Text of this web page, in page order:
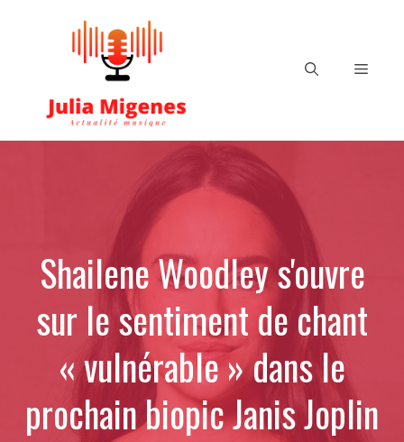
Menu
Shailene Woodley s'ouvre
sur le sentiment de chant
« vulnérable » dans le
prochain biopic Janis Joplin